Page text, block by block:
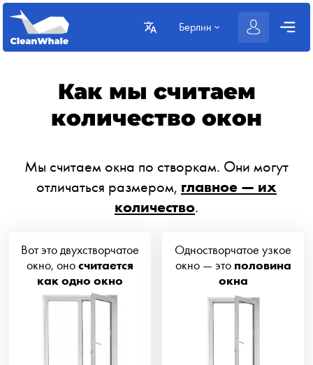
Берлин
Как мы считаем
количество окон
Мы считаем окна по створкам. Они могут
отличаться размером, главное — их
количество.
Вот это двухстворчатое
окно, оносчитается
как одно окно
Одностворчатое узкое
окно — это половина
окна